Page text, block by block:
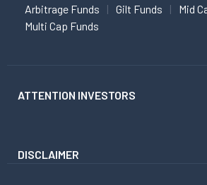
Arbitrage Funds
Gilt Funds
Mid
Multi Cap Funds
ATTENTION INVESTORS
DISCLAIMER